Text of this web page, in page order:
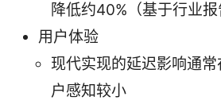
降低约40%（基于行业报
用户体验
现代实现的延迟影响通
户感知较小